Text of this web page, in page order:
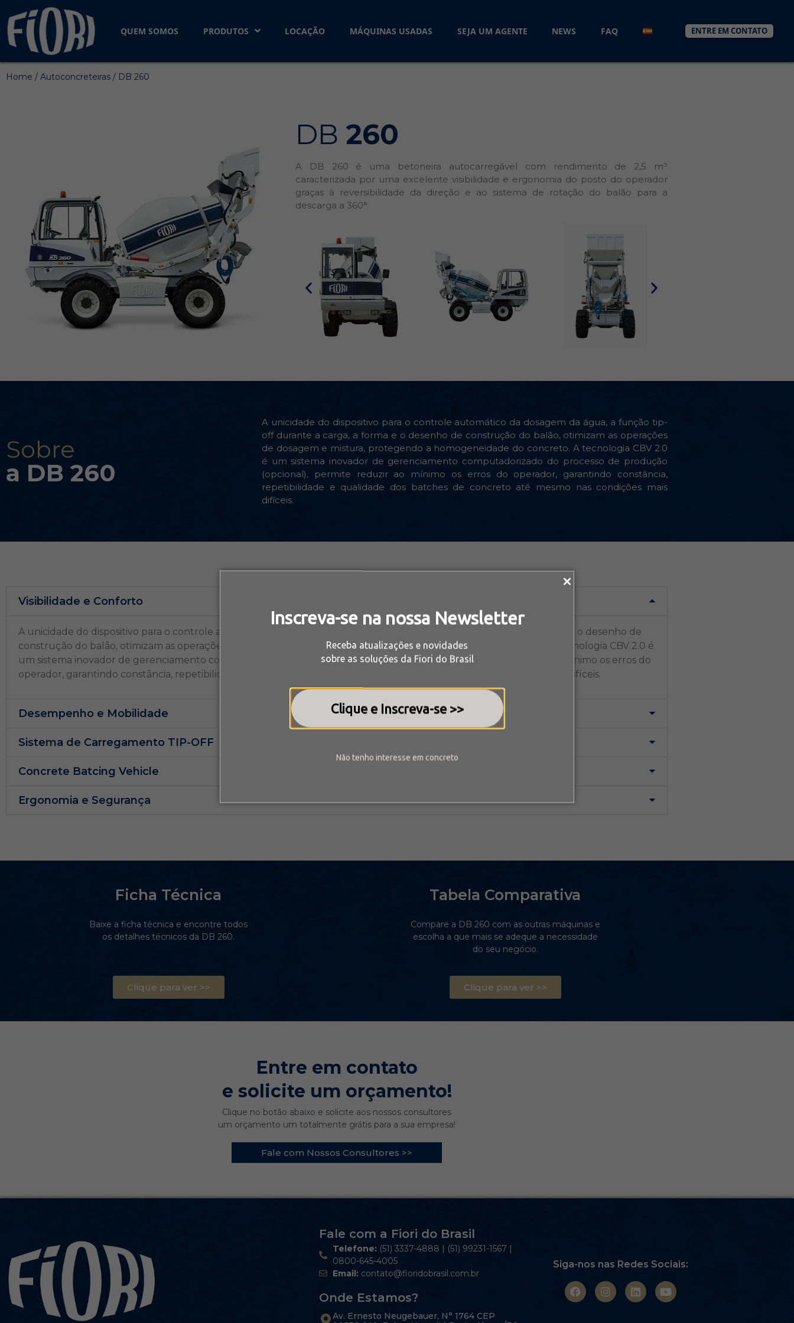
Inscreva-se na nossa Newsletter
Receba atualizações e novidades
sobre as soluções da Fiori do Brasil
Clique e Inscreva-se >>
Não tenho interesse em concreto
QUEM SOMOS PRODUTOS LOCAÇÃO MÁQUINAS USADAS SEJA UM AGENTE NEWS FAQ ENTRE EM CONTATO
Home / Autoconcreteiras / DB 260
DB 260
A DB 260 é uma betoneira autocarregável com rendimento de 2,5 m³
caracterizada por uma excelente visibilidade e ergonomia do posto do operador
graças à reversibilidade da direção e ao sistema de rotação do balão para a
descarga a 360°.
Sobre
a DB 260
A unicidade do dispositivo para o controle automático da dosagem da água, a função tip-
off durante a carga, a forma e o desenho de construção do balão, otimizam as operações
de dosagem e mistura, protegendo a homogeneidade do concreto. A tecnologia CBV 2.0
é um sistema inovador de gerenciamento computadorizado do processo de produção
(opcional), permite reduzir ao mínimo os erros do operador, garantindo constância,
repetibilidade e qualidade dos batches de concreto até mesmo nas condições mais
difíceis.
Visibilidade e Conforto
A unicidade do dispositivo para o controle automático da dosagem da água, a função tip-off durante a carga, a forma e o desenho de
construção do balão, otimizam as operações de dosagem e mistura, protegendo a homogeneidade do concreto. A tecnologia CBV 2.0 é
um sistema inovador de gerenciamento computadorizado do processo de produção (opcional), permite reduzir ao mínimo os erros do
operador, garantindo constância, repetibilidade e qualidade dos batches de concreto até mesmo nas condições mais difíceis.
Desempenho e Mobilidade
Sistema de Carregamento TIP-OFF
Concrete Batcing Vehicle
Ergonomia e Segurança
Ficha Técnica
Baixe a ficha técnica e encontre todos
os detalhes técnicos da DB 260.
Clique para ver >>
Tabela Comparativa
Compare a DB 260 com as outras máquinas e
escolha a que mais se adeque a necessidade
do seu negócio.
Clique para ver >>
Entre em contato
e solicite um orçamento!
Clique no botão abaixo e solicite aos nossos consultores
um orçamento um totalmente grátis para a sua empresa!
Fale com Nossos Consultores >>
Fale com a Fiori do Brasil
Telefone: (51) 3337-4888 | (51) 99231-1567 |
0800-645-4005
Email: contato@fioridobrasil.com.br
Onde Estamos?
Av. Ernesto Neugebauer, N° 1764 CEP
Siga-nos nas Redes Sociais: